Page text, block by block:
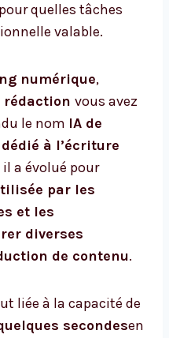
quelles tâches
valable.
numérique,
rédaction vous avez
le nom IA de
à l’écriture
a évolué pour
par les
et les
diverses
de contenu.
liée à la capacité de
secondesen